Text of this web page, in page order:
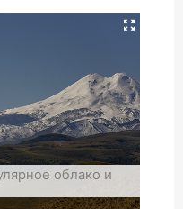
облако и